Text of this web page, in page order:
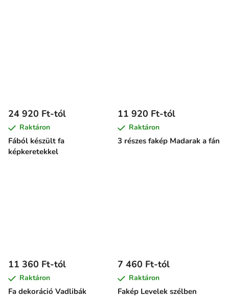
Fából készült fa
képkeretekkel
24 920 Ft-tól
Raktáron
3 részes fakép Madarak a fán
11 920 Ft-tól
Raktáron
Fa dekoráció Vadlibák
11 360 Ft-tól
Raktáron
Fakép Levelek szélben
7 460 Ft-tól
Raktáron